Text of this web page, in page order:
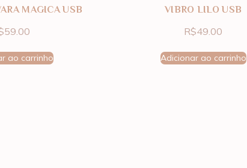
MAGICA USB
59.00
ao carrinho
VIBRO LILO USB
R$49.00
Adicionar ao carrinho